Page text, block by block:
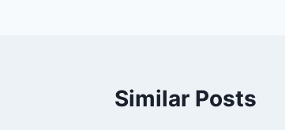
Similar Posts